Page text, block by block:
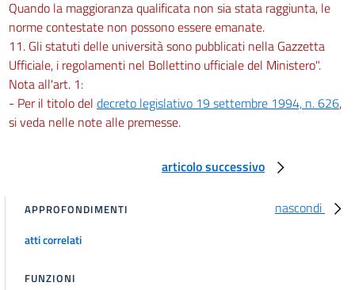
Quando la maggioranza qualificata non sia stata raggiunta, le
norme contestate non possono essere emanate.
11. Gli statuti delle università sono pubblicati nella Gazzetta
Ufficiale, i regolamenti nel Bollettino ufficiale del Ministero".
Nota all'art. 1:
- Per il titolo del decreto legislativo 19 settembre 1994, n. 626,
si veda nelle note alle premesse.
articolo successivo
nascondi
APPROFONDIMENTI
atti correlati
FUNZIONI